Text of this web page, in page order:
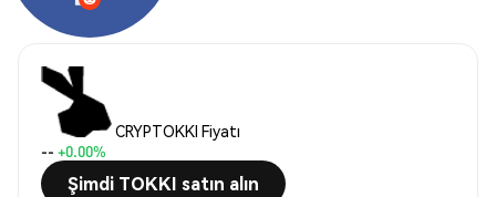
CRYPTOKKI Fiyatı
-- +0.00%
Şimdi TOKKI satın alın